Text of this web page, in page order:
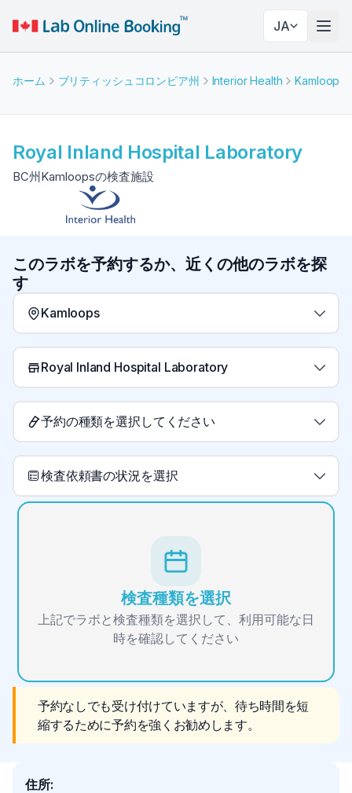
JA
ナビ
ホーム ブリティッシュコロンビア州 Interior Health Kamloops
Royal Inland Hospital Laboratory
BC州Kamloopsの検査施設
このラボを予約するか、近くの他のラボを探
す
Kamloops
Royal Inland Hospital Laboratory
予約の種類を選択してください
検査依頼書の状況を選択
検査種類を選択
上記でラボと検査種類を選択して、利用可能な日
時を確認してください
予約なしでも受け付けていますが、待ち時間を短
縮するために予約を強くお勧めします。
住所: